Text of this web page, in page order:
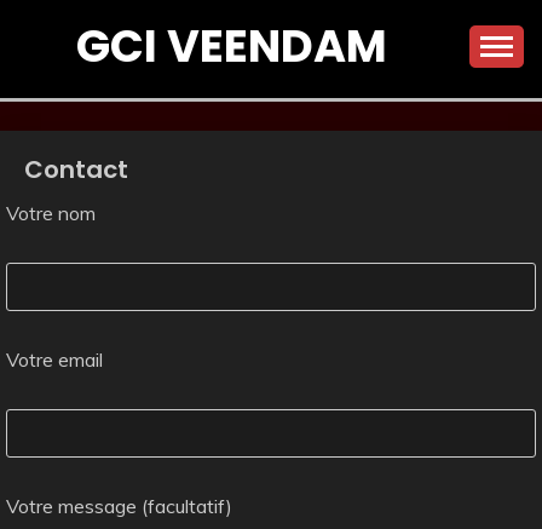
GCI VEENDAM
Contact
Votre nom
Votre email
Votre message (facultatif)